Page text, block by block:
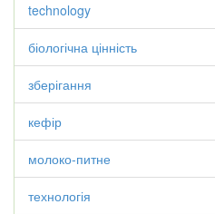
technology
біологічна цінність
зберігання
кефір
молоко-питне
технологія